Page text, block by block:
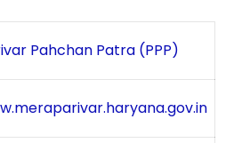
Pahchan Patra (PPP)